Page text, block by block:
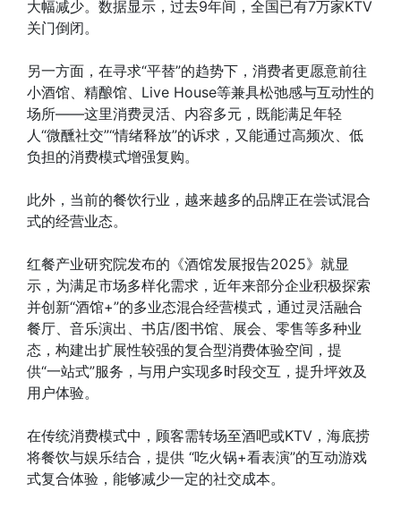
大幅减少。数据显示，过去9年间，全国已有7万家KTV
关门倒闭。
另一方面，在寻求“平替”的趋势下，消费者更愿意前往
小酒馆、精酿馆、Live House等兼具松弛感与互动性的
场所——这里消费灵活、内容多元，既能满足年轻
人“微醺社交”“情绪释放”的诉求，又能通过高频次、低
负担的消费模式增强复购。
此外，当前的餐饮行业，越来越多的品牌正在尝试混合
式的经营业态。
红餐产业研究院发布的《酒馆发展报告2025》就显
示，为满足市场多样化需求，近年来部分企业积极探索
并创新“酒馆+”的多业态混合经营模式，通过灵活融合
餐厅、音乐演出、书店/图书馆、展会、零售等多种业
态，构建出扩展性较强的复合型消费体验空间，提
供“一站式”服务，与用户实现多时段交互，提升坪效及
用户体验。
在传统消费模式中，顾客需转场至酒吧或KTV，海底捞
将餐饮与娱乐结合，提供 “吃火锅+看表演”的互动游戏
式复合体验，能够减少一定的社交成本。